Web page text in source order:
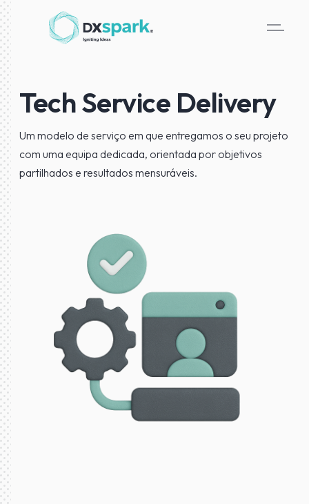
Tech Service Delivery
Um modelo de serviço em que entregamos o seu projeto
com uma equipa dedicada, orientada por objetivos
partilhados e resultados mensuráveis.